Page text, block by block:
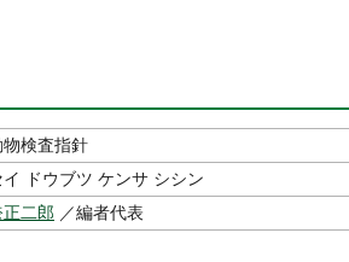
検査指針
イ ドウブツ ケンサ シシン
二郎 ／編者代表